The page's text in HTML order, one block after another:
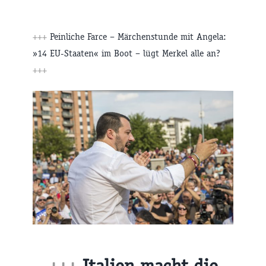
+++ Peinliche Farce – Märchenstunde mit Angela:
»14 EU-Staaten« im Boot – lügt Merkel alle an?
+++